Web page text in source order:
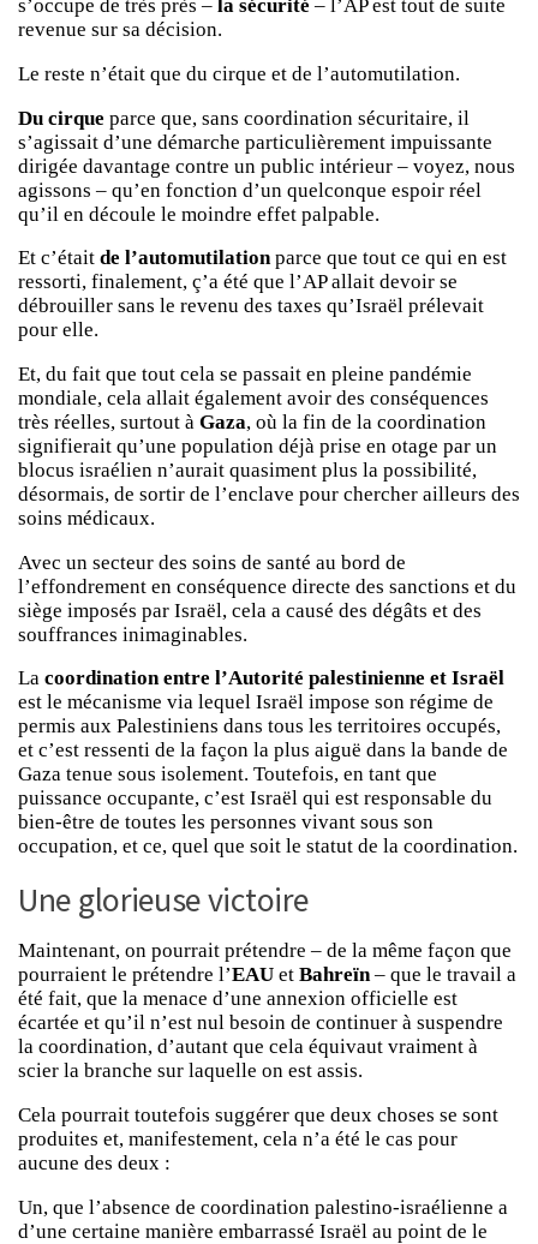
s’occupe de très près – la sécurité – l’AP est tout de suite
revenue sur sa décision.
Le reste n’était que du cirque et de l’automutilation.
Du cirque parce que, sans coordination sécuritaire, il
s’agissait d’une démarche particulièrement impuissante
dirigée davantage contre un public intérieur – voyez, nous
agissons – qu’en fonction d’un quelconque espoir réel
qu’il en découle le moindre effet palpable.
Et c’était de l’automutilationparce que tout ce qui en est
ressorti, finalement, ç’a été que l’AP allait devoir se
débrouiller sans le revenu des taxes qu’Israël prélevait
pour elle.
Et, du fait que tout cela se passait en pleine pandémie
mondiale, cela allait également avoir des conséquences
très réelles, surtout à Gaza, où la fin de la coordination
signifierait qu’une population déjà prise en otage par un
blocus israélien n’aurait quasiment plus la possibilité,
désormais, de sortir de l’enclave pour chercher ailleurs des
soins médicaux.
Avec un secteur des soins de santé au bord de
l’effondrement en conséquence directe des sanctions et du
siège imposés par Israël, cela a causé des dégâts et des
souffrances inimaginables.
La coordination entre l’Autorité palestinienne et Israël
est le mécanisme via lequel Israël impose son régime de
permis aux Palestiniens dans tous les territoires occupés,
et c’est ressenti de la façon la plus aiguë dans la bande de
Gaza tenue sous isolement. Toutefois, en tant que
puissance occupante, c’est Israël qui est responsable du
bien-être de toutes les personnes vivant sous son
occupation, et ce, quel que soit le statut de la coordination.
Une glorieuse victoire
Maintenant, on pourrait prétendre – de la même façon que
pourraient le prétendre l’EAU et Bahreïn– que le travail a
été fait, que la menace d’une annexion officielle est
écartée et qu’il n’est nul besoin de continuer à suspendre
la coordination, d’autant que cela équivaut vraiment à
scier la branche sur laquelle on est assis.
Cela pourrait toutefois suggérer que deux choses se sont
produites et, manifestement, cela n’a été le cas pour
aucune des deux :
Un, que l’absence de coordination palestino-israélienne a
d’une certaine manière embarrassé Israël au point de le